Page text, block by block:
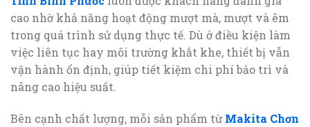
cao nhờ khả năng hoạt động mượt mà, mượt và êm
trong quá trình sử dụng thực tế. Dù ở điều kiện làm
việc liên tục hay môi trường khắt khe, thiết bị vẫn
vận hành ổn định, giúp tiết kiệm chi phí bảo trì và
nâng cao hiệu suất.
Bên cạnh chất lượng, mỗi sản phẩm từMakita Chơn